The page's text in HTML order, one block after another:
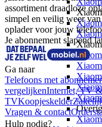
assortiment draadloze
simpel en veilig weer
oplader voor jouw
Je abonnement slapend
Ga naar
Telefoons met
vergelijkenInternet, TV
TVKoopjeskelder
Vragen & contact
Hulp nodig?